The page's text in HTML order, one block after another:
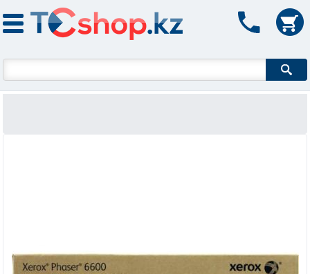
Форма поиска